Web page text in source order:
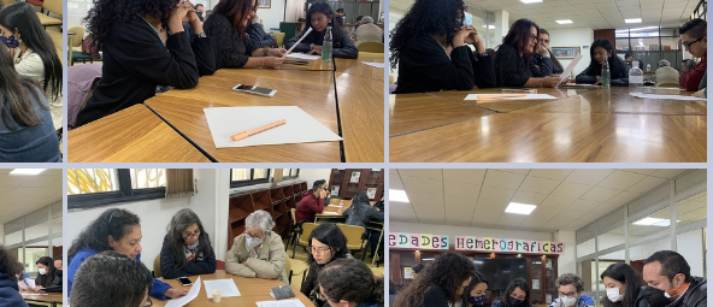
reunion profes 1ago22 31 reunion profes 1ago22 30